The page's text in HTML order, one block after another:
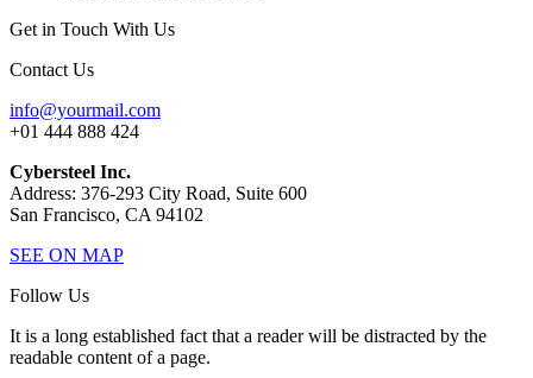
Get in Touch With Us
Contact Us
info@yourmail.com
+01 444 888 424
Cybersteel Inc.
Address: 376-293 City Road, Suite 600
San Francisco, CA 94102
SEE ON MAP
Follow Us
It is a long established fact that a reader will be distracted by the
readable content of a page.